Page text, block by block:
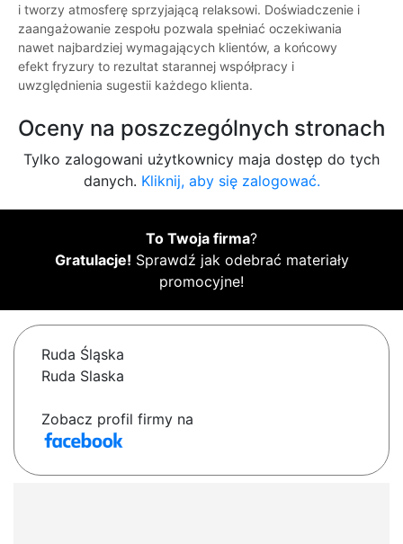
i tworzy atmosferę sprzyjającą relaksowi. Doświadczenie i
zaangażowanie zespołu pozwala spełniać oczekiwania
nawet najbardziej wymagających klientów, a końcowy
efekt fryzury to rezultat starannej współpracy i
uwzględnienia sugestii każdego klienta.
Oceny na poszczególnych stronach
Tylko zalogowani użytkownicy maja dostęp do tych
danych. Kliknij, aby się zalogować.
To Twoja firma?
Gratulacje! Sprawdź jak odebrać materiały
promocyjne!
Ruda Śląska
Ruda Slaska
Zobacz profil firmy na